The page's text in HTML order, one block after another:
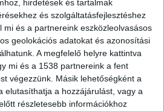
hirdetések és tartalmak
és szolgáltatásfejlesztéshez
mi és a partnereink eszközleolvasásos
geolokációs adatokat és azonosítási
A megfelelő helyre kattintva
mi és a 1538 partnereink a fent
végezzünk. Másik lehetőségként a
elutasíthatja a hozzájárulást, vagy a
részletesebb információkhoz